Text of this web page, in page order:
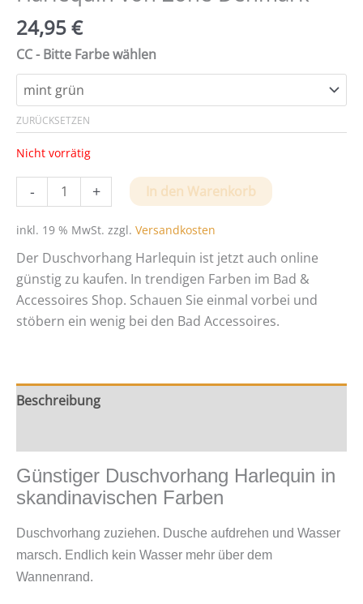
24,95€
CC - Bitte Farbe wählen
ZURÜCKSETZEN
Nicht vorrätig
-
Günstiger
Duschvorhang
Harlequin
von
Zone
Denmark
Menge
+ In den Warenkorb
inkl. 19 % MwSt. zzgl. Versandkosten
Der Duschvorhang Harlequin ist jetzt auch online
günstig zu kaufen. In trendigen Farben im Bad &
Accessoires Shop. Schauen Sie einmal vorbei und
stöbern ein wenig bei den Bad Accessoires.
Beschreibung
Günstiger Duschvorhang Harlequin in
skandinavischen Farben
Duschvorhang zuziehen. Dusche aufdrehen und Wasser
marsch. Endlich kein Wasser mehr über dem
Wannenrand.